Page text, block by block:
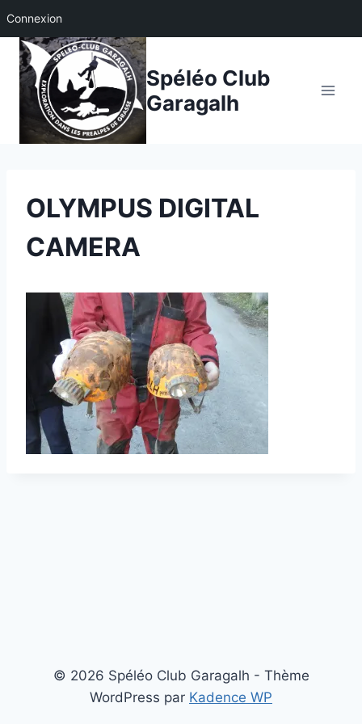
Connexion
Aller
contenu
Spéléo Club
Garagalh
OLYMPUS DIGITAL
CAMERA
© 2026 Spéléo Club Garagalh - Thème
WordPress par Kadence WP